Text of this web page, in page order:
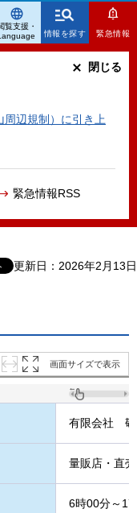
情報を探す 緊急情報
辺規制）に引き上
緊急情報RSS
閉じる
覧支援・
更新日：2026年2月13日
画面サイズで表示
有限会社
量販店・直
6時00分～